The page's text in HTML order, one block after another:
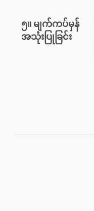
၅။ မျက်ကပ်မှန်
အသုံးပြုခြင်း